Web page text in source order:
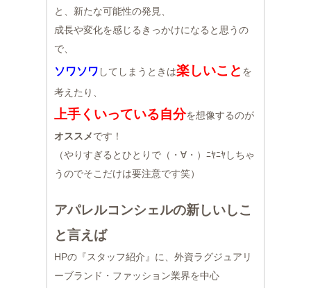
と、新たな可能性の発見、
成長や変化を感じるきっかけになると思うの
で、
ソワソワ してしまうときは楽しいこと を
考えたり、
上手くいっている自分を想像するのが
オススメです！
（やりすぎるとひとりで（・∀・）ﾆﾔﾆﾔしちゃ
うのでそこだけは要注意です笑）
アパレルコンシェルの新しいしこ
と言えば
HPの『スタッフ紹介』に、外資ラグジュアリ
ーブランド・ファッション業界を中心